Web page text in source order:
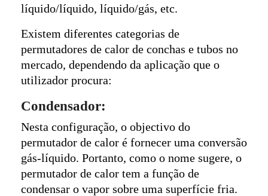
líquido/líquido, líquido/gás, etc.
Existem diferentes categorias de
permutadores de calor de conchas e tubos no
mercado, dependendo da aplicação que o
utilizador procura:
Condensador:
Nesta configuração, o objectivo do
permutador de calor é fornecer uma conversão
gás-líquido. Portanto, como o nome sugere, o
permutador de calor tem a função de
condensar o vapor sobre uma superfície fria.